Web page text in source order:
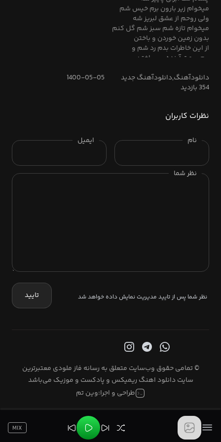
میخوام زیر بارون برم خیس شم
ولی روحم از عشق لبریز شه
میخوام تازه شم سبز شم گل کنم
بدون زمین خوردن و باختن
از این خاطرات بدم رد شم و
برم سمت آینده رو ساختن
بجز عشق چیزی نمیخوام ازت
کمک کن دلم قرص باشه همین
بجز عشق چیزی نمیخوام ازت
کمک کن عزیزم کمک کن فقط
دانلودآهنگ,دانلودآهنگ جدید
1400-05-05
354 بازدید
نظرات کاربران
نام ایمیل
نظر شما
نظر شما پس از تایید مدیریت نمایش داده خواهد شد تایید
© تمامی حقوق وب‌سایت متعلق به رسانه فاز ملودی معتبرترین
سایت دانلود اهنگ ریمیکس و پادکست و موزیک می‌باشد
طراحی و اجرا:وین تم
MIX